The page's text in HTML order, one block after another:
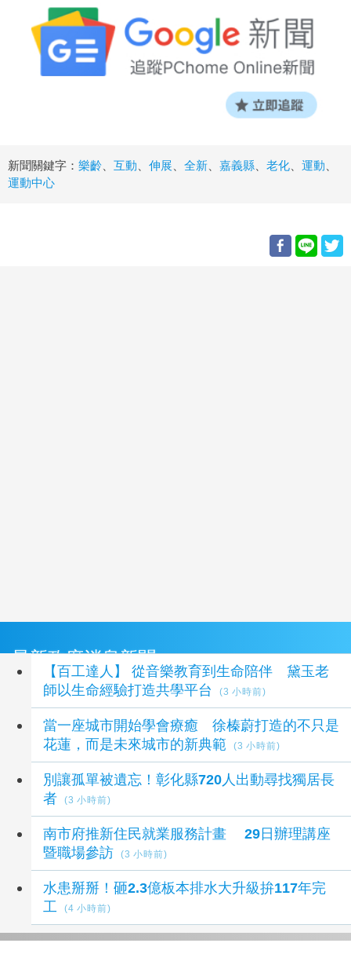
新聞關鍵字： 樂齡 互動 伸展 全新 嘉義縣 老化 運動
運動中心
最新政府消息新聞
【百工達人】 從音樂教育到生命陪伴 黛玉老
師以生命經驗打造共學平台
(3 小時前)
當一座城市開始學會療癒 徐榛蔚打造的不只是
花蓮，而是未來城市的新典範
(3 小時前)
別讓孤單被遺忘！彰化縣720人出動尋找獨居長
者
(3 小時前)
南市府推新住民就業服務計畫 29日辦理講座
暨職場參訪
(3 小時前)
水患掰掰！砸2.3億板本排水大升級拚117年完
工
(4 小時前)